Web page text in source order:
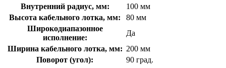
Внутренний радиус, мм:
100 мм
Высота кабельного лотка, мм:
80 мм
Широкодиапазонное
исполнение:
Да
Ширина кабельного лотка, мм: 200 мм
Поворот (угол):
90 град.